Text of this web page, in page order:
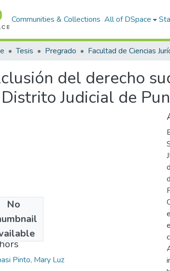
Communities & Collections All of DSpace
Tesis Pregrado
del derecho
Judicial de
No
Pinto, Mary Luz